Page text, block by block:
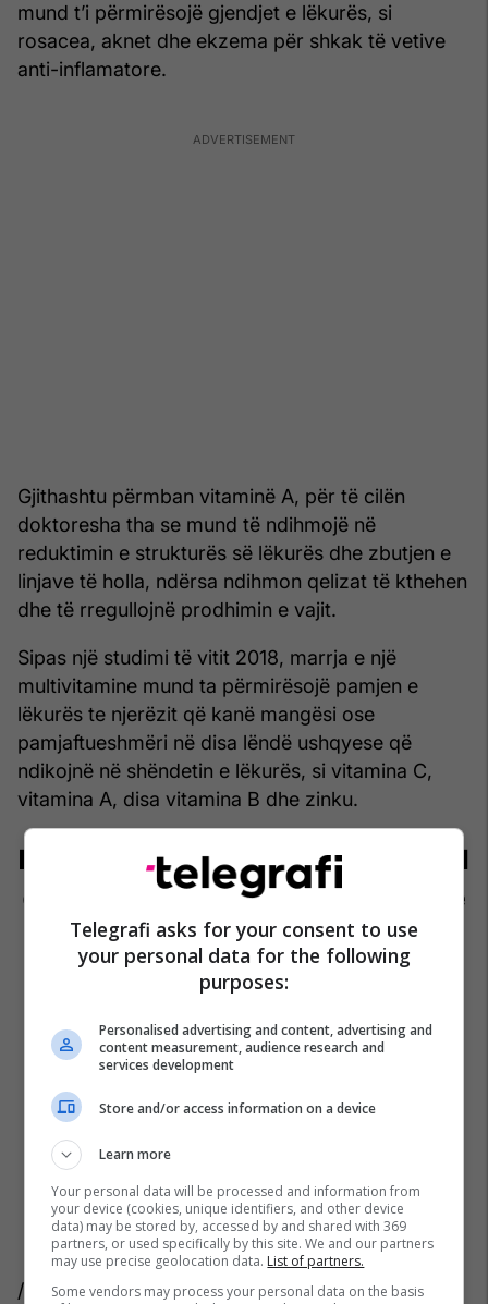
mund t’i përmirësojë gjendjet e lëkurës, si
rosacea, aknet dhe ekzema për shkak të vetive
anti-inflamatore.
Gjithashtu përmban vitaminë A, për të cilën
doktoresha tha se mund të ndihmojë në
reduktimin e strukturës së lëkurës dhe zbutjen e
linjave të holla, ndërsa ndihmon qelizat të kthehen
dhe të rregullojnë prodhimin e vajit.
Sipas një studimi të vitit 2018, marrja e një
multivitamine mund ta përmirësojë pamjen e
lëkurës te njerëzit që kanë mangësi ose
pamjaftueshmëri në disa lëndë ushqyese që
ndikojnë në shëndetin e lëkurës, si vitamina C,
vitamina A, disa vitamina B dhe zinku.
Megjithatë, suplementet nuk mund
dhe nuk duhet ta zënë vendin e një
diete ushqyese.
Gjëja më e mirë që mund të bëni
është të pini shumë ujë, të shtoni
shumë fruta dhe perime në dietën
tuaj, të konsumoni yndyra të
shëndetshme dhe ta kufizoni
konsumimin e ushqimeve me
sheqer dhe ultra të përpunuara.
/ Telegrafi/
Telegrafi asks for your consent to use
your personal data for the following
purposes:
Personalised advertising and content, advertising and
content measurement, audience research and
services development
Store and/or access information on a device
Learn more
Your personal data will be processed and information from
your device (cookies, unique identifiers, and other device
data) may be stored by, accessed by and shared with 369
partners, or used specifically by this site. We and our partners
may use precise geolocation data. List of partners.
Some vendors may process your personal data on the basis